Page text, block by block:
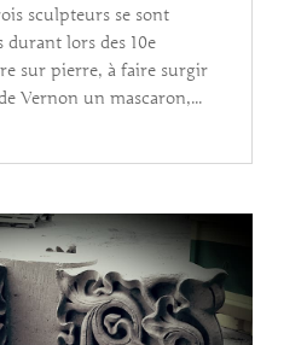
sculpteurs se sont
durant lors des 10e
sur pierre, à faire surgir
Vernon un mascaron,...